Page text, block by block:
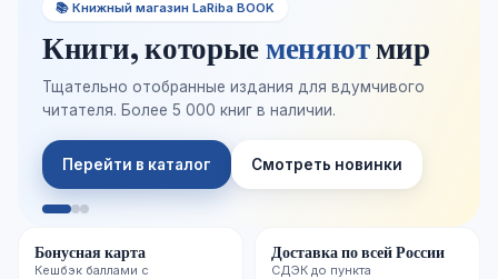
📚 Книжный магазин LaRiba BOOK
Книги, которыеменяютмир
Тщательно отобранные издания для вдумчивого
читателя. Более 5 000 книг в наличии.
Перейти в каталог Смотреть новинки
Бонусная карта
Кешбэк баллами с
Доставка по всей России
СДЭК до пункта